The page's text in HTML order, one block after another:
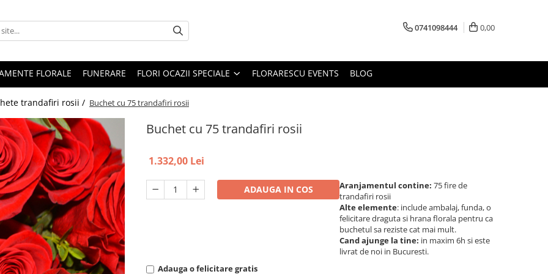
0741098444 0,00
FLORALE FUNERARE FLORI OCAZII SPECIALE FLORARESCU EVENTS BLOG
trandafiri rosii / Buchet cu 75 trandafiri rosii
Buchet cu 75 trandafiri rosii
1.332,00 Lei
ADAUGA IN COS Aranjamentul contine: 75 fire de
trandafiri rosii
Alte elemente: include ambalaj, funda, o
felicitare draguta si hrana florala pentru ca
buchetul sa reziste cat mai mult.
Cand ajunge la tine: in maxim 6h si este
livrat de noi in Bucuresti.
Adauga o felicitare gratis